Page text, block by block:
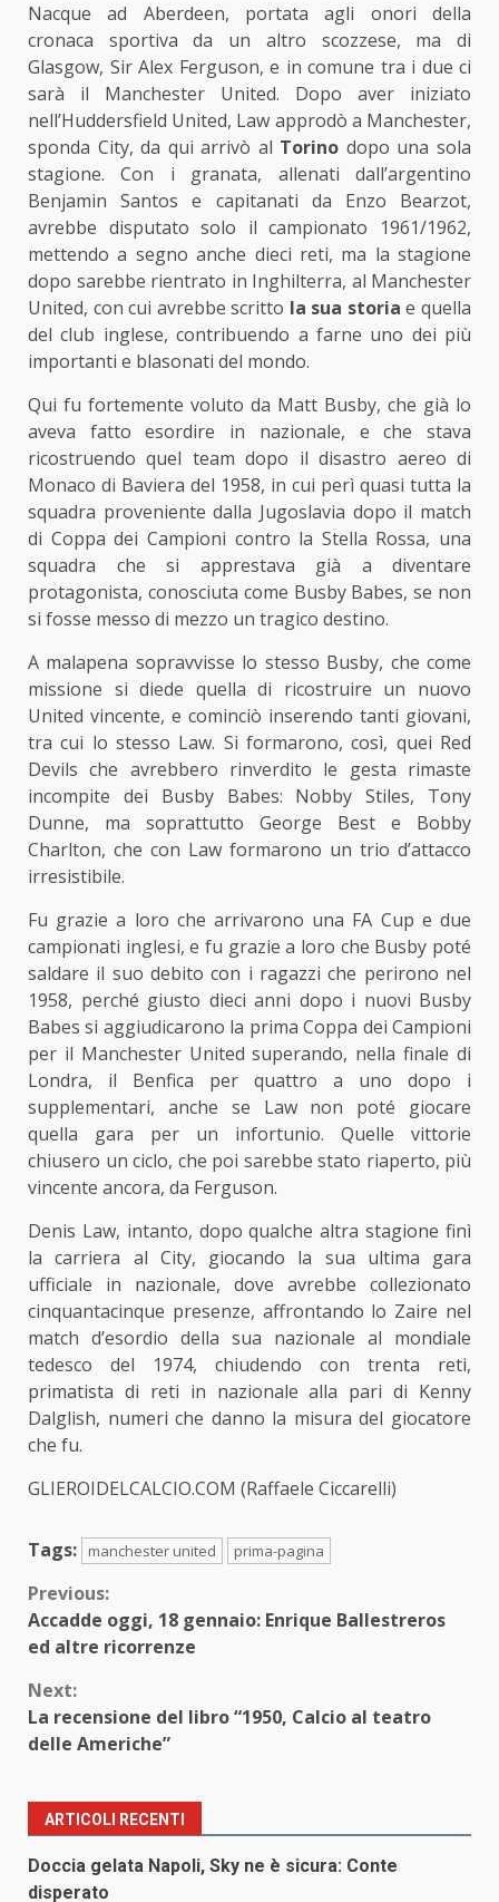
Nacque ad Aberdeen, portata agli onori della
cronaca sportiva da un altro scozzese, ma di
Glasgow, Sir Alex Ferguson, e in comune tra i due ci
sarà il Manchester United. Dopo aver iniziato
nell’Huddersfield United, Law approdò a Manchester,
sponda City, da qui arrivò al Torino dopo una sola
stagione. Con i granata, allenati dall’argentino
Benjamin Santos e capitanati da Enzo Bearzot,
avrebbe disputato solo il campionato 1961/1962,
mettendo a segno anche dieci reti, ma la stagione
dopo sarebbe rientrato in Inghilterra, al Manchester
United, con cui avrebbe scritto la sua storia e quella
del club inglese, contribuendo a farne uno dei più
importanti e blasonati del mondo.
Qui fu fortemente voluto da Matt Busby, che già lo
aveva fatto esordire in nazionale, e che stava
ricostruendo quel team dopo il disastro aereo di
Monaco di Baviera del 1958, in cui perì quasi tutta la
squadra proveniente dalla Jugoslavia dopo il match
di Coppa dei Campioni contro la Stella Rossa, una
squadra che si apprestava già a diventare
protagonista, conosciuta come Busby Babes, se non
si fosse messo di mezzo un tragico destino.
A malapena sopravvisse lo stesso Busby, che come
missione si diede quella di ricostruire un nuovo
United vincente, e cominciò inserendo tanti giovani,
tra cui lo stesso Law. Si formarono, così, quei Red
Devils che avrebbero rinverdito le gesta rimaste
incompite dei Busby Babes: Nobby Stiles, Tony
Dunne, ma soprattutto George Best e Bobby
Charlton, che con Law formarono un trio d’attacco
irresistibile.
Fu grazie a loro che arrivarono una FA Cup e due
campionati inglesi, e fu grazie a loro che Busby poté
saldare il suo debito con i ragazzi che perirono nel
1958, perché giusto dieci anni dopo i nuovi Busby
Babes si aggiudicarono la prima Coppa dei Campioni
per il Manchester United superando, nella finale di
Londra, il Benfica per quattro a uno dopo i
supplementari, anche se Law non poté giocare
quella gara per un infortunio. Quelle vittorie
chiusero un ciclo, che poi sarebbe stato riaperto, più
vincente ancora, da Ferguson.
Denis Law, intanto, dopo qualche altra stagione finì
la carriera al City, giocando la sua ultima gara
ufficiale in nazionale, dove avrebbe collezionato
cinquantacinque presenze, affrontando lo Zaire nel
match d’esordio della sua nazionale al mondiale
tedesco del 1974, chiudendo con trenta reti,
primatista di reti in nazionale alla pari di Kenny
Dalglish, numeri che danno la misura del giocatore
che fu.
GLIEROIDELCALCIO.COM (Raffaele Ciccarelli)
Tags: manchester united prima-pagina
Continue
Reading
Previous:
Accadde oggi, 18 gennaio: Enrique Ballestreros
ed altre ricorrenze
Next:
La recensione del libro “1950, Calcio al teatro
delle Americhe”
ARTICOLI RECENTI
Doccia gelata Napoli, Sky ne è sicura: Conte
disperato